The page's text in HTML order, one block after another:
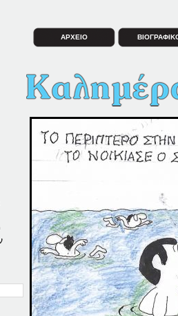
ΑΡΧΕΙΟ